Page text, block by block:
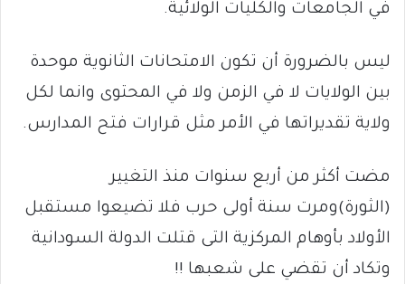
في الجامعات والكليات الولائية.
ليس بالضرورة أن تكون الامتحانات الثانوية موحدة
بين الولايات لا في الزمن ولا في المحتوى وانما لكل
ولاية تقديراتها في الأمر مثل قرارات فتح المدارس.
مضت أكثر من أربع سنوات منذ التغيير
(الثورة)ومرت سنة أولى حرب فلا تضيعوا مستقبل
الأولاد بأوهام المركزية التى قتلت الدولة السودانية
وتكاد أن تقضي على شعبها !!